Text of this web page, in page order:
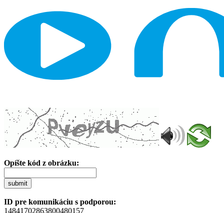
Opíšte kód z obrázku:
submit
ID pre komunikáciu s podporou:
14841702863800480157